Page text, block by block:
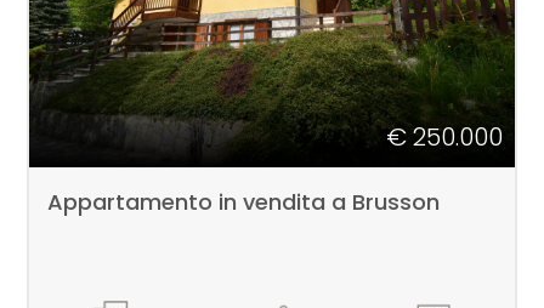
€ 250.000
Appartamento in vendita a Brusson